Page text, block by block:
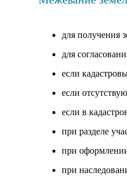
для получения
для
если
если
если в
при разделе
при
при